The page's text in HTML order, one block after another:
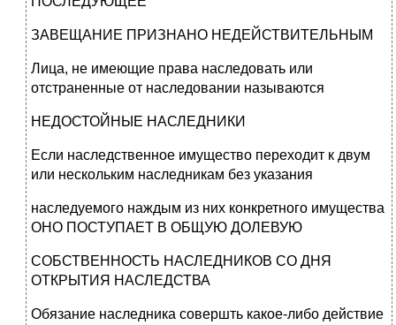
ЗАВЕЩАНИЕ ПРИЗНАНО НЕДЕЙСТВИТЕЛЬНЫМ
Лица, не имеющие права наследовать или
отстраненные от наследовании называются
НЕДОСТОЙНЫЕ НАСЛЕДНИКИ
Если наследственное имущество переходит к двум
или нескольким наследникам без указания
наследуемого наждым из них конкретного имущества
ОНО ПОСТУПАЕТ В ОБЩУЮ ДОЛЕВУЮ
СОБСТВЕННОСТЬ НАСЛЕДНИКОВ СО ДНЯ
ОТКРЫТИЯ НАСЛЕДСТВА
Обязание наследника совершть какое-либо действие